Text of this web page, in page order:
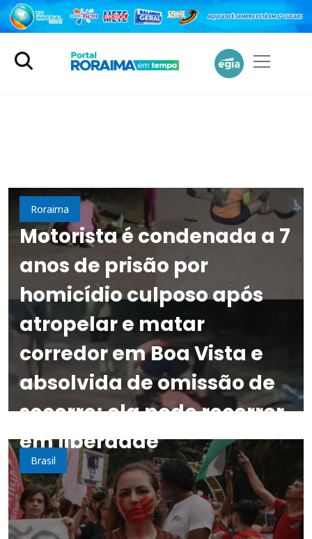
Roraima
Motorista é condenada a 7
anos de prisão por
homicídio culposo após
atropelar e matar
corredor em Boa Vista e
absolvida de omissão de
socorro; ela pode recorrer
em liberdade
Brasil